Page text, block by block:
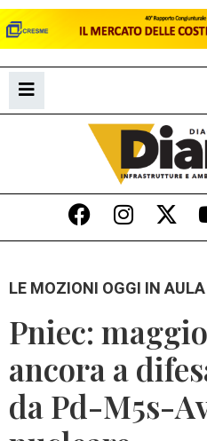
LE MOZIONI OGGI IN AULA
Pniec:
ancora a
da Pd-M5s-